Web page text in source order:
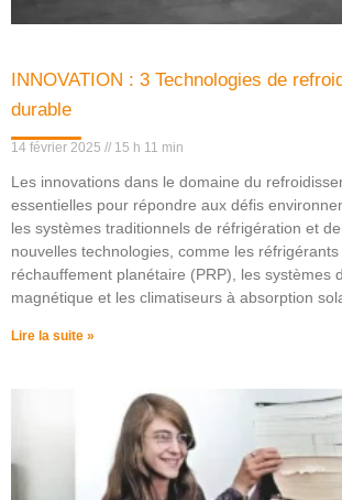
INNOVATION : 3 Technologies de
durable
14 février 2025 15 h 11 min
Les innovations dans le domaine du
essentielles pour répondre aux défis
les systèmes traditionnels de réfrigération et
nouvelles technologies, comme les
réchauffement planétaire (PRP), les systèmes
magnétique et les climatiseurs à absorption
Lire la suite »